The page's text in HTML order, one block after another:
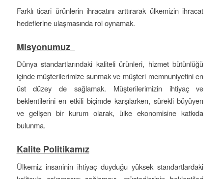
Farklı ticari ürünlerin ihracatını arttırarak ülkemizin ihracat
hedeflerine ulaşmasında rol oynamak.
Misyonumuz
Dünya standartlarındaki kaliteli ürünleri, hizmet bütünlüğü
içinde müşterilerimize sunmak ve müşteri memnuniyetini en
üst düzey de sağlamak. Müşterilerimizin ihtiyaç ve
beklentilerini en etkili biçimde karşılarken, sürekli büyüyen
ve gelişen bir kurum olarak, ülke ekonomisine katkıda
bulunma.
Kalite Politikamız
Ülkemiz insaninin ihtiyaç duyduğu yüksek standartlardaki